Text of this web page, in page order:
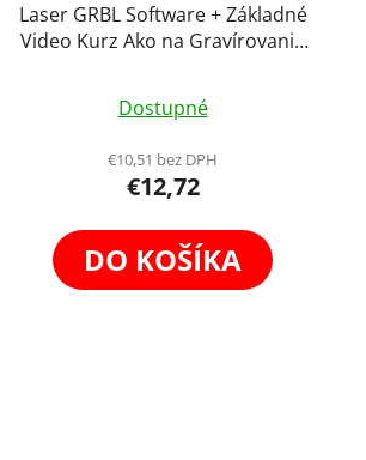
Laser GRBL Software + Základné
Video Kurz Ako na Gravírovanie
Program pre Laserové
Gravírovanie Windows Linux
Dostupné
€10,51 bez DPH
€12,72
DO KOŠÍKA